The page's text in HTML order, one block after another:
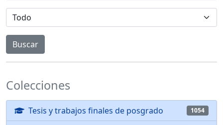
Colecciones
Tesis y trabajos finales de posgrado 1054